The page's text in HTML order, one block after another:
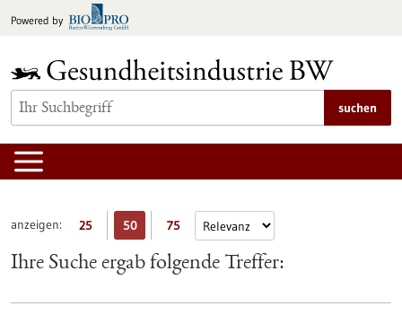
Inhalt
Powered by
suchen
anzeigen: 25 50 75
Ihre Suche ergab folgende Treffer: